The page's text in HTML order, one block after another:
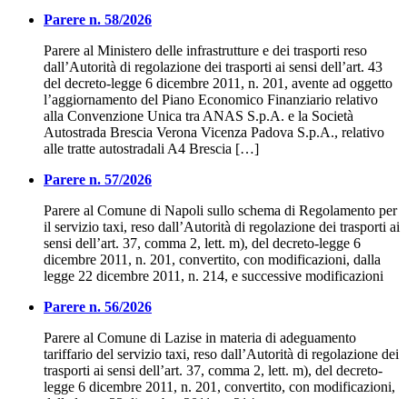
Parere n. 58/2026
Parere al Ministero delle infrastrutture e dei trasporti reso
dall’Autorità di regolazione dei trasporti ai sensi dell’art. 43
del decreto-legge 6 dicembre 2011, n. 201, avente ad oggetto
l’aggiornamento del Piano Economico Finanziario relativo
alla Convenzione Unica tra ANAS S.p.A. e la Società
Autostrada Brescia Verona Vicenza Padova S.p.A., relativo
alle tratte autostradali A4 Brescia […]
Parere n. 57/2026
Parere al Comune di Napoli sullo schema di Regolamento per
il servizio taxi, reso dall’Autorità di regolazione dei trasporti ai
sensi dell’art. 37, comma 2, lett. m), del decreto-legge 6
dicembre 2011, n. 201, convertito, con modificazioni, dalla
legge 22 dicembre 2011, n. 214, e successive modificazioni
Parere n. 56/2026
Parere al Comune di Lazise in materia di adeguamento
tariffario del servizio taxi, reso dall’Autorità di regolazione dei
trasporti ai sensi dell’art. 37, comma 2, lett. m), del decreto-
legge 6 dicembre 2011, n. 201, convertito, con modificazioni,